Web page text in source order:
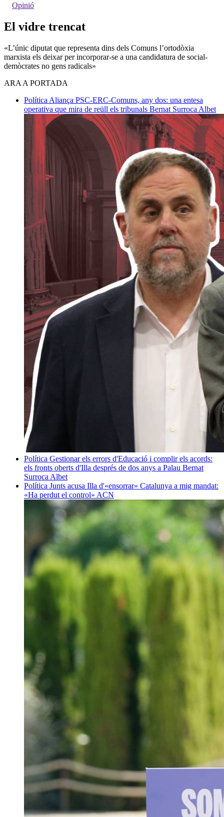
Opinió
El vidre trencat
«L’únic diputat que representa dins dels Comuns l’ortodòxia
marxista els deixar per incorporar-se a una candidatura de social-
demòcrates no gens radicals»
ARA A PORTADA
Política Aliança PSC-ERC-Comuns, any dos: una entesa
operativa que mira de reüll els tribunals Bernat Surroca Albet
Política Gestionar els errors d'Educació i complir els acords:
els fronts oberts d'Illa després de dos anys a Palau Bernat
Surroca Albet
Política Junts acusa Illa d'«ensorrar» Catalunya a mig mandat:
«Ha perdut el control» ACN